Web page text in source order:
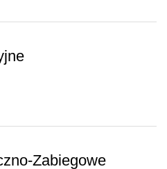
Zabiegowe